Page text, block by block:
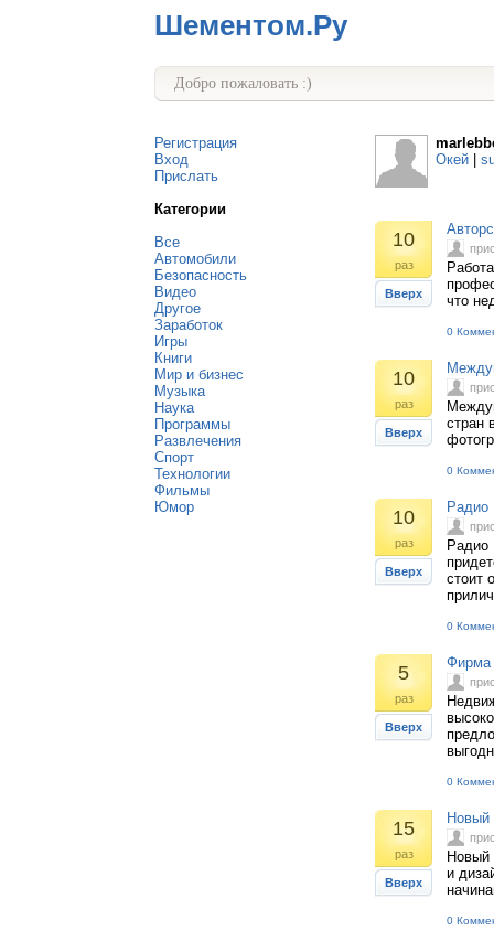
Шементом.Ру
Добро пожаловать :)
Регистрация
Вход
Прислать
Категории
Все
Автомобили
Безопасность
Видео
Другое
Заработок
Игры
Книги
Мир и бизнес
Музыка
Наука
Программы
Развлечения
Спорт
Технологии
Фильмы
Юмор
Окей
10
раз
Вверх
что
0
10
раз
Вверх
стран
0
10
раз
Вверх
Радио
Радио
стоит
0
5
раз
Вверх
Фирма
0
15
раз
Вверх
Новый
Новый
и
0